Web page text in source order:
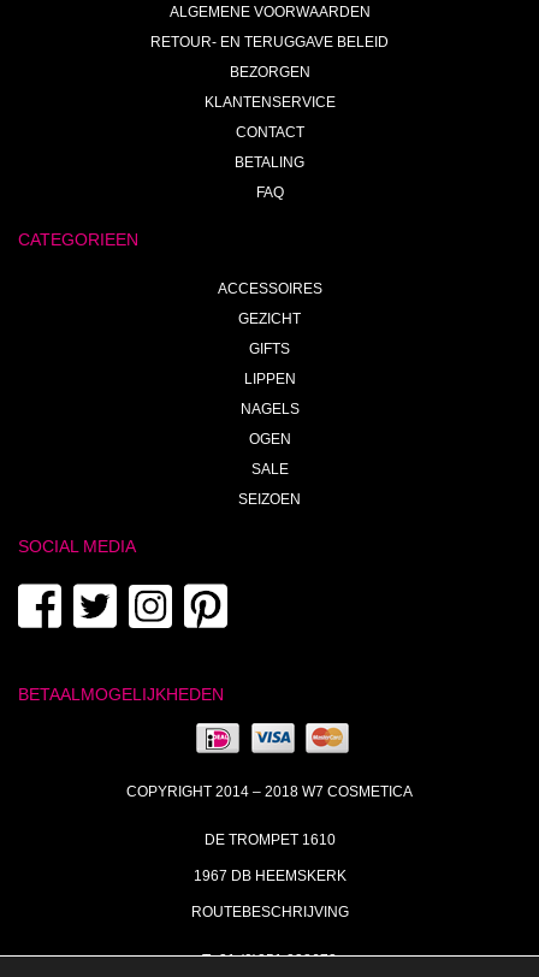
ALGEMENE VOORWAARDEN
RETOUR- EN TERUGGAVE BELEID
BEZORGEN
KLANTENSERVICE
CONTACT
BETALING
FAQ
CATEGORIEEN
ACCESSOIRES
GEZICHT
GIFTS
LIPPEN
NAGELS
OGEN
SALE
SEIZOEN
SOCIAL MEDIA
BETAALMOGELIJKHEDEN
COPYRIGHT 2014 – 2018 W7 COSMETICA
DE TROMPET 1610
1967 DB HEEMSKERK
ROUTEBESCHRIJVING
T+31 (0)251 238673